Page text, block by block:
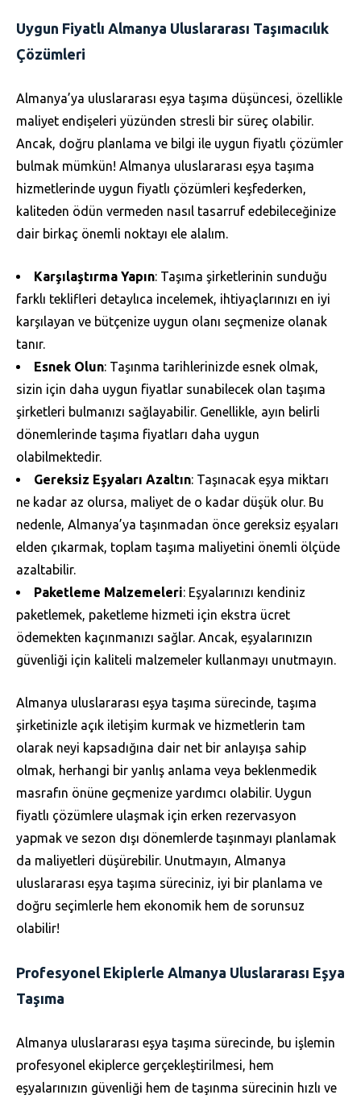
Uygun Fiyatlı Almanya Uluslararası Taşımacılık
Çözümleri
Almanya’ya uluslararası eşya taşıma düşüncesi, özellikle
maliyet endişeleri yüzünden stresli bir süreç olabilir.
Ancak, doğru planlama ve bilgi ile uygun fiyatlı çözümler
bulmak mümkün! Almanya uluslararası eşya taşıma
hizmetlerinde uygun fiyatlı çözümleri keşfederken,
kaliteden ödün vermeden nasıl tasarruf edebileceğinize
dair birkaç önemli noktayı ele alalım.
Karşılaştırma Yapın: Taşıma şirketlerinin sunduğu
farklı teklifleri detaylıca incelemek, ihtiyaçlarınızı en iyi
karşılayan ve bütçenize uygun olanı seçmenize olanak
tanır.
Esnek Olun: Taşınma tarihlerinizde esnek olmak,
sizin için daha uygun fiyatlar sunabilecek olan taşıma
şirketleri bulmanızı sağlayabilir. Genellikle, ayın belirli
dönemlerinde taşıma fiyatları daha uygun
olabilmektedir.
Gereksiz Eşyaları Azaltın: Taşınacak eşya miktarı
ne kadar az olursa, maliyet de o kadar düşük olur. Bu
nedenle, Almanya’ya taşınmadan önce gereksiz eşyaları
elden çıkarmak, toplam taşıma maliyetini önemli ölçüde
azaltabilir.
Paketleme Malzemeleri: Eşyalarınızı kendiniz
paketlemek, paketleme hizmeti için ekstra ücret
ödemekten kaçınmanızı sağlar. Ancak, eşyalarınızın
güvenliği için kaliteli malzemeler kullanmayı unutmayın.
Almanya uluslararası eşya taşıma sürecinde, taşıma
şirketinizle açık iletişim kurmak ve hizmetlerin tam
olarak neyi kapsadığına dair net bir anlayışa sahip
olmak, herhangi bir yanlış anlama veya beklenmedik
masrafın önüne geçmenize yardımcı olabilir. Uygun
fiyatlı çözümlere ulaşmak için erken rezervasyon
yapmak ve sezon dışı dönemlerde taşınmayı planlamak
da maliyetleri düşürebilir. Unutmayın, Almanya
uluslararası eşya taşıma süreciniz, iyi bir planlama ve
doğru seçimlerle hem ekonomik hem de sorunsuz
olabilir!
Profesyonel Ekiplerle Almanya Uluslararası Eşya
Taşıma
Almanya uluslararası eşya taşıma sürecinde, bu işlemin
profesyonel ekiplerce gerçekleştirilmesi, hem
eşyalarınızın güvenliği hem de taşınma sürecinin hızlı ve